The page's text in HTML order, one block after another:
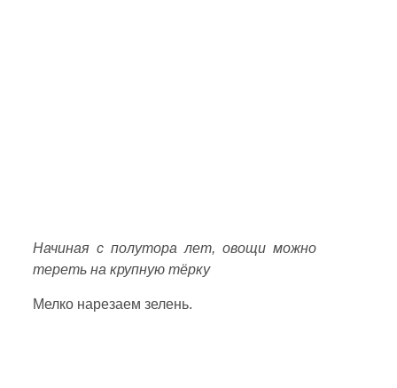
Начиная с полутора лет, овощи можно
тереть на крупную тёрку
Мелко нарезаем зелень.